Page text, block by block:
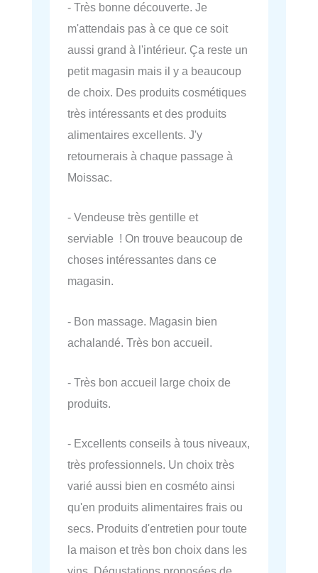
- Très bonne découverte. Je
m'attendais pas à ce que ce soit
aussi grand à l'intérieur. Ça reste un
petit magasin mais il y a beaucoup
de choix. Des produits cosmétiques
très intéressants et des produits
alimentaires excellents. J'y
retournerais à chaque passage à
Moissac.
- Vendeuse très gentille et
serviable ! On trouve beaucoup de
choses intéressantes dans ce
magasin.
- Bon massage. Magasin bien
achalandé. Très bon accueil.
- Très bon accueil large choix de
produits.
- Excellents conseils à tous niveaux,
très professionnels. Un choix très
varié aussi bien en cosméto ainsi
qu'en produits alimentaires frais ou
secs. Produits d'entretien pour toute
la maison et très bon choix dans les